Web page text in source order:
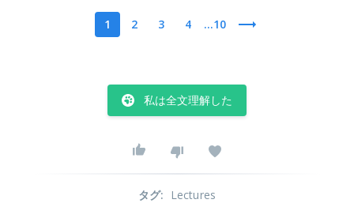
1 2 3 4 ...10
私は全文理解した
タグ: Lectures